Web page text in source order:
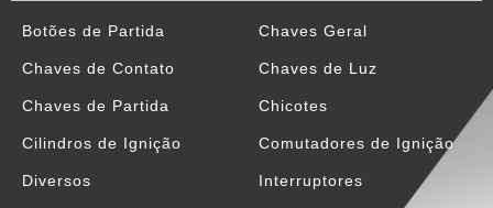
Botões de Partida Chaves Geral
Chaves de Contato Chaves de Luz
Chaves de Partida Chicotes
Cilindros de Ignição Comutadores de Ignição
Diversos Interruptores